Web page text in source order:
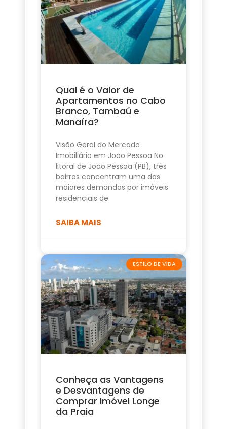
Qual é o Valor de
Apartamentos no Cabo
Branco, Tambaú e
Manaíra?
Visão Geral do Mercado
Imobiliário em João Pessoa No
litoral de João Pessoa (PB), três
bairros concentram uma das
maiores demandas por imóveis
residenciais de
SAIBA MAIS
ESTILO DE VIDA
Conheça as Vantagens
e Desvantagens de
Comprar Imóvel Longe
da Praia